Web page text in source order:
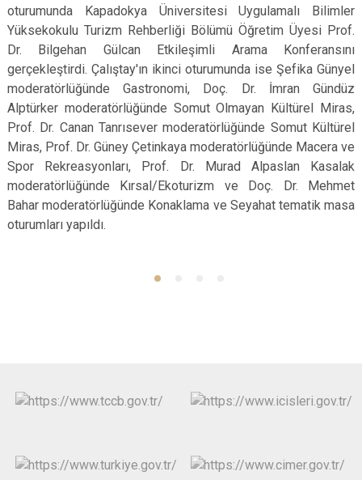
oturumunda Kapadokya Üniversitesi Uygulamalı Bilimler
Yüksekokulu Turizm Rehberliği Bölümü Öğretim Üyesi Prof.
Dr. Bilgehan Gülcan Etkileşimli Arama Konferansını
gerçekleştirdi. Çalıştay'ın ikinci oturumunda ise Şefika Günyel
moderatörlüğünde Gastronomi, Doç. Dr. İmran Gündüz
Alptürker moderatörlüğünde Somut Olmayan Kültürel Miras,
Prof. Dr. Canan Tanrısever moderatörlüğünde Somut Kültürel
Miras, Prof. Dr. Güney Çetinkaya moderatörlüğünde Macera ve
Spor Rekreasyonları, Prof. Dr. Murad Alpaslan Kasalak
moderatörlüğünde Kırsal/Ekoturizm ve Doç. Dr. Mehmet
Bahar moderatörlüğünde Konaklama ve Seyahat tematik masa
oturumları yapıldı.